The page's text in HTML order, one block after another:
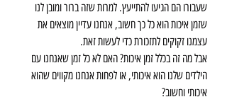
שעבורו הם הגיעו להתייעץ. למרות שזה ברור ומובן לנו
שזמן איכות הוא כל כך חשוב, אנחנו עדיין מוצאים את
עצמנו זקוקים לתזכורת כדי לעשות זאת.
אבל מה זה בכלל זמן איכות? האם לא כל זמן שאנחנו עם
הילדים שלנו הוא איכותי, או לפחות אנחנו מקווים שהוא
איכותי וחשוב?